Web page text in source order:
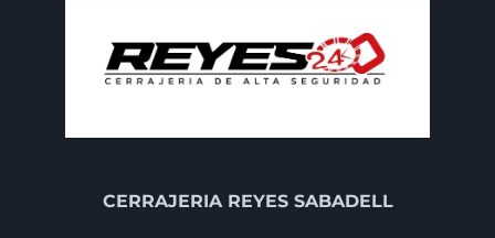
CERRAJERIA REYES SABADELL